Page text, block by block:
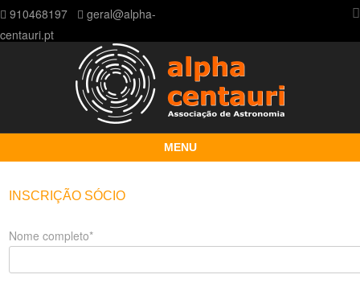
910468197
geral@alpha-
centauri.pt
MENU
INSCRIÇÃO SÓCIO
Nome completo*